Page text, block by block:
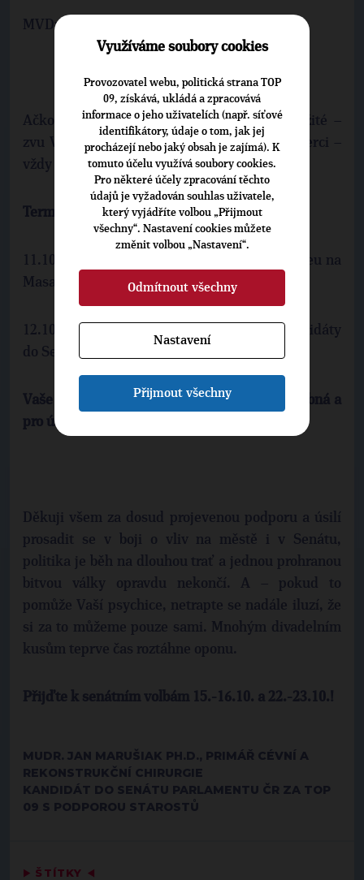
MVDr.Čeněk Červený – veterinární lékař
Ačkoli všechny finální mítinky budou důležité –
zvu Vás především na ty, které budou v Liberci –
vždy v 17 hod.
Termíny:
11.10. pondělí v 17 hod v Severočeském muzeu na
Masarykově třídě. Debata s občany města.
12.10. úterý v 17 hod Společná debata s kandidáty
do Senátu v Krajské vědecké knihovně
Vaše účast je na těchto mítincích velmi potřebná a
pro úspěch boje o Senát důležitá.
Děkuji všem za dosud projevenou podporu a úsilí
prosadit se v boji o vliv na městě i v Senátu,
politika je běh na dlouhou trať a jednou prohranou
bitvou války opravdu nekončí. A – pokud to
pomůže Vaší psychice, netrapte se nadále iluzí, že
si za to můžeme pouze sami. Mnohým divadelním
kusům teprve čas roztáhne oponu.
Přijďte k senátním volbám 15.-16.10. a 22.-23.10.!
MUDR. JAN MARUŠIAK PH.D., PRIMÁŘ CÉVNÍ A
REKONSTRUKČNÍ CHIRURGIE
KANDIDÁT DO SENÁTU PARLAMENTU ČR ZA TOP
09 S PODPOROU STAROSTŮ
▶ ŠTÍTKY ◀
Využíváme soubory cookies
Provozovatel webu, politická strana TOP
09, získává, ukládá a zpracovává
informace o jeho uživatelích (např. síťové
identifikátory, údaje o tom, jak jej
procházejí nebo jaký obsah je zajímá). K
tomuto účelu využívá soubory cookies.
Pro některé účely zpracování těchto
údajů je vyžadován souhlas uživatele,
který vyjádříte volbou „Přijmout
všechny“. Nastavení cookies můžete
změnit volbou „Nastavení“.
Odmítnout všechny
Nastavení
Přijmout všechny